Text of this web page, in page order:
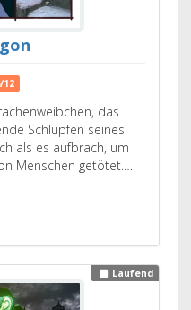
12
das
Schlüpfen seines
als es aufbrach, um
Menschen getötet.…
Laufend